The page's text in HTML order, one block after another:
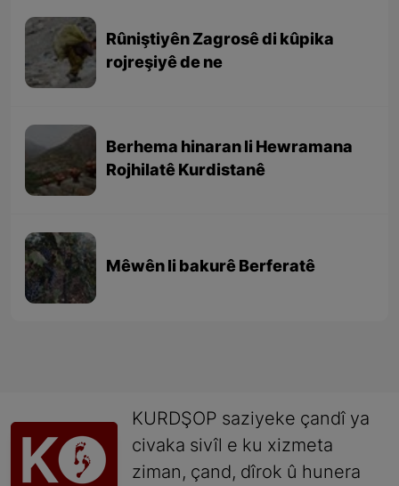
Rûniştiyên Zagrosê di kûpika
rojreşiyê de ne
Berhema hinaran li Hewramana
Rojhilatê Kurdistanê
Mêwên li bakurê Berferatê
KURDŞOP saziyeke çandî ya
civaka sivîl e ku xizmeta
ziman, çand, dîrok û hunera